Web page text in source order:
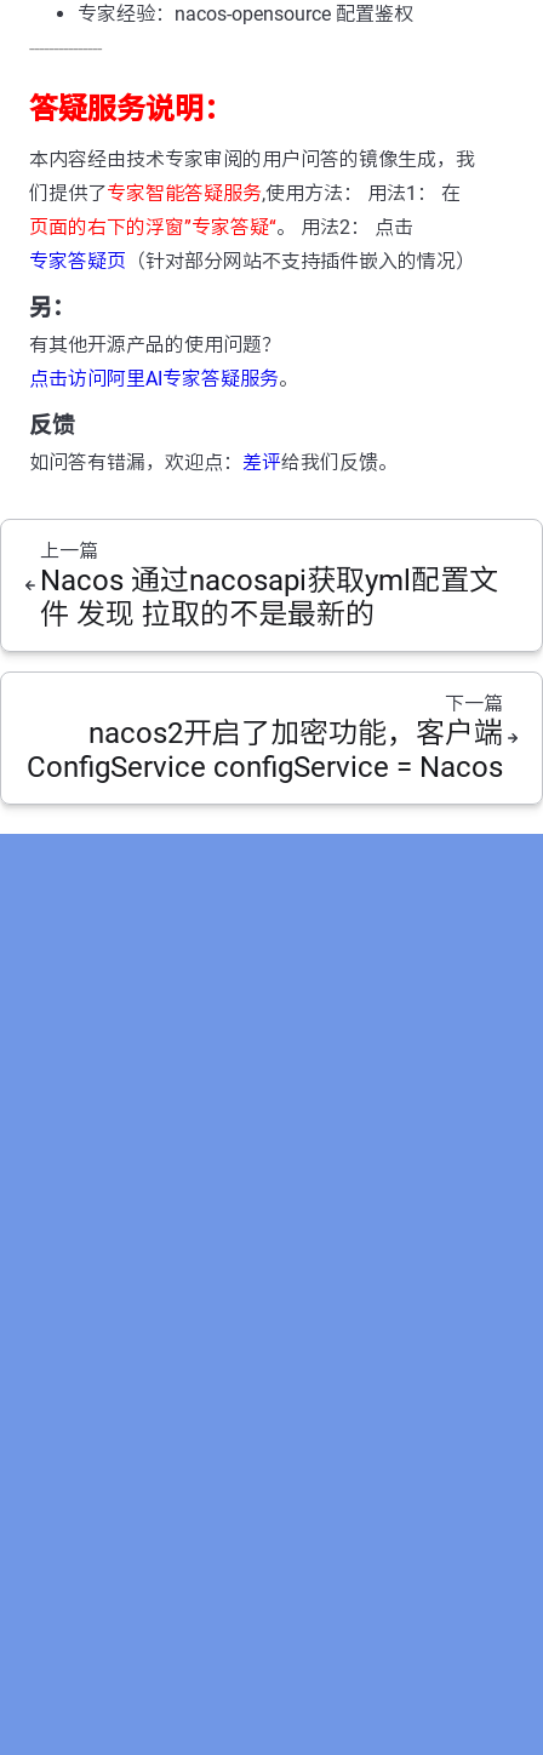
专家经验：nacos-opensource 配置鉴权
---------------
答疑服务说明：
本内容经由技术专家审阅的用户问答的镜像生成，我
们提供了专家智能答疑服务,使用方法： 用法1： 在
页面的右下的浮窗”专家答疑“。 用法2： 点击
专家答疑页 （针对部分网站不支持插件嵌入的情况）
另：
有其他开源产品的使用问题？
点击访问阿里AI专家答疑服务。
反馈
如问答有错漏，欢迎点： 差评给我们反馈。
上一篇
Nacos 通过nacosapi获取yml配置文
件 发现 拉取的不是最新的
下一篇
nacos2开启了加密功能，客户端
ConfigService configService = Nacos